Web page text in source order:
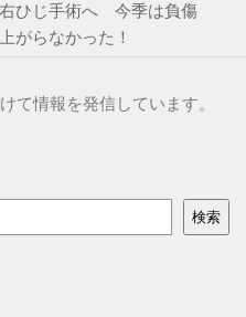
右ひじ手術へ 今季は負傷
がらなかった！
て情報を発信しています。
検索